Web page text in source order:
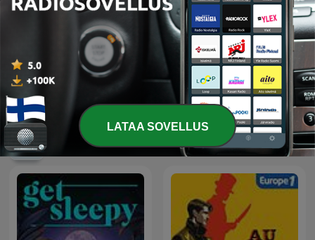
Yeni Radyo Tiyatrosu ألف ليلة وليلة
Kansainväliset Fiktio-podcastit
LATAA SOVELLUS